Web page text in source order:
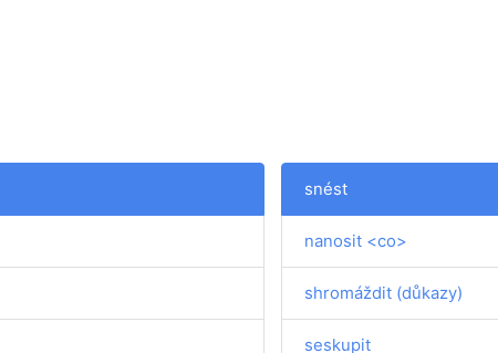
snést
nanosit <co>
shromáždit (důkazy)
seskupit